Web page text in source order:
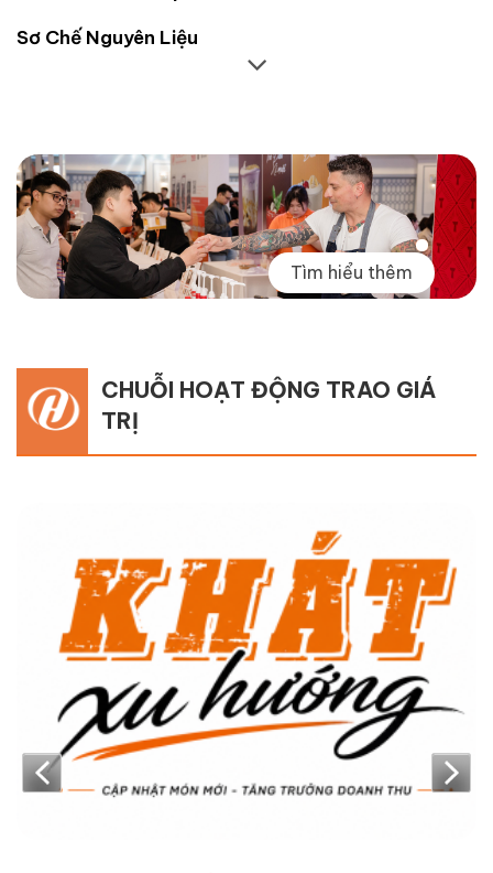
Sơ Chế Nguyên Liệu
Tìm hiểu thêm
CHUỖI HOẠT ĐỘNG TRAO GIÁ
TRỊ